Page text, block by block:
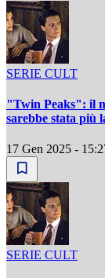
SERIE CULT
"Twin Peaks": il
sarebbe stata più
17 Gen 2025 -
SERIE CULT